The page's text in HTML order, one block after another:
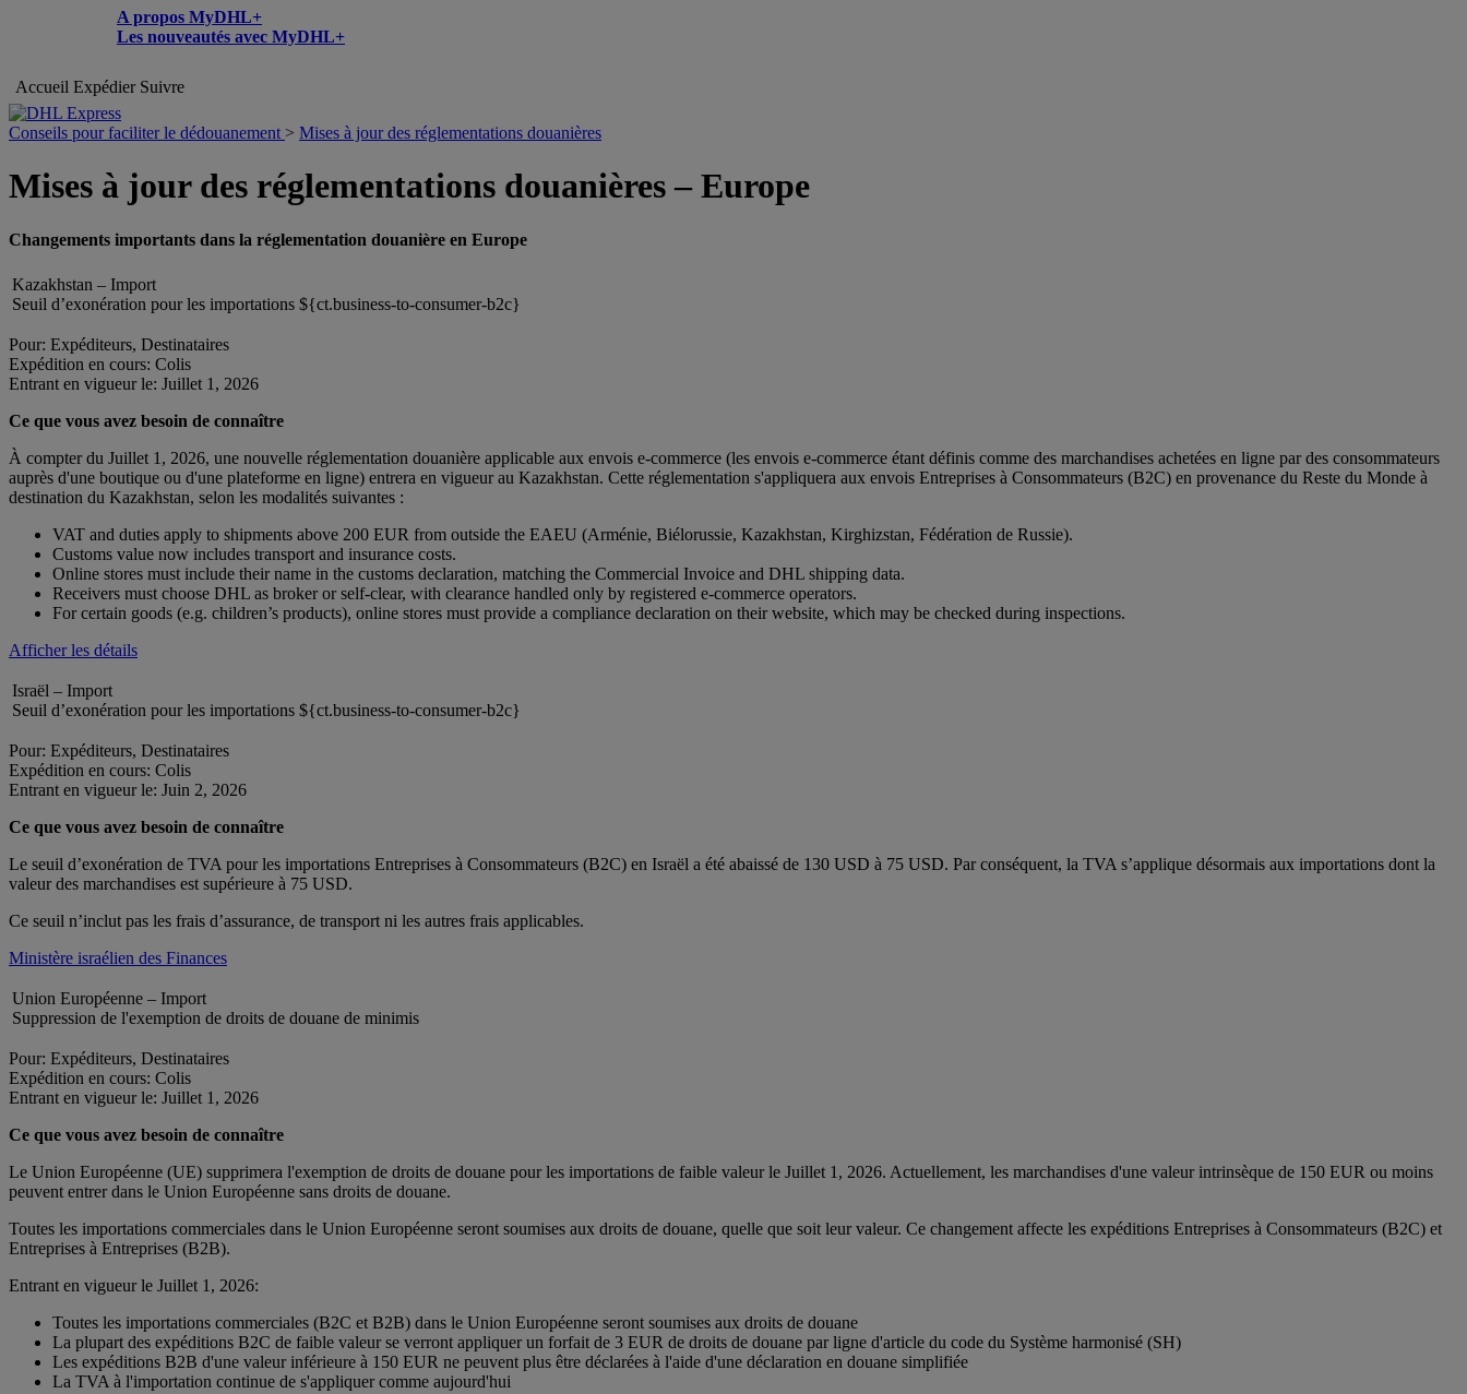
A propos MyDHL+
Les nouveautés avec MyDHL+
Accueil Expédier Suivre
Conseils pour faciliter le dédouanement > Mises à jour des réglementations douanières
Mises à jour des réglementations douanières – Europe
Changements importants dans la réglementation douanière en Europe
Kazakhstan – Import
Seuil d’exonération pour les importations ${ct.business-to-consumer-b2c}
Pour: Expéditeurs, Destinataires
Expédition en cours: Colis
Entrant en vigueur le: Juillet 1, 2026
Ce que vous avez besoin de connaître
À compter du Juillet 1, 2026, une nouvelle réglementation douanière applicable aux envois e-commerce (les envois e-commerce étant définis comme des marchandises achetées en ligne par des consommateurs
auprès d'une boutique ou d'une plateforme en ligne) entrera en vigueur au Kazakhstan. Cette réglementation s'appliquera aux envois Entreprises à Consommateurs (B2C) en provenance du Reste du Monde à
destination du Kazakhstan, selon les modalités suivantes :
VAT and duties apply to shipments above 200 EUR from outside the EAEU (Arménie, Biélorussie, Kazakhstan, Kirghizstan, Fédération de Russie).
Customs value now includes transport and insurance costs.
Online stores must include their name in the customs declaration, matching the Commercial Invoice and DHL shipping data.
Receivers must choose DHL as broker or self-clear, with clearance handled only by registered e-commerce operators.
For certain goods (e.g. children’s products), online stores must provide a compliance declaration on their website, which may be checked during inspections.
Afficher les détails
Israël – Import
Seuil d’exonération pour les importations ${ct.business-to-consumer-b2c}
Pour: Expéditeurs, Destinataires
Expédition en cours: Colis
Entrant en vigueur le: Juin 2, 2026
Ce que vous avez besoin de connaître
Le seuil d’exonération de TVA pour les importations Entreprises à Consommateurs (B2C) en Israël a été abaissé de 130 USD à 75 USD. Par conséquent, la TVA s’applique désormais aux importations dont la
valeur des marchandises est supérieure à 75 USD.
Ce seuil n’inclut pas les frais d’assurance, de transport ni les autres frais applicables.
Ministère israélien des Finances
Union Européenne – Import
Suppression de l'exemption de droits de douane de minimis
Pour: Expéditeurs, Destinataires
Expédition en cours: Colis
Entrant en vigueur le: Juillet 1, 2026
Ce que vous avez besoin de connaître
Le Union Européenne (UE) supprimera l'exemption de droits de douane pour les importations de faible valeur le Juillet 1, 2026. Actuellement, les marchandises d'une valeur intrinsèque de 150 EUR ou moins
peuvent entrer dans le Union Européenne sans droits de douane.
Toutes les importations commerciales dans le Union Européenne seront soumises aux droits de douane, quelle que soit leur valeur. Ce changement affecte les expéditions Entreprises à Consommateurs (B2C) et
Entreprises à Entreprises (B2B).
Entrant en vigueur le Juillet 1, 2026:
Toutes les importations commerciales (B2C et B2B) dans le Union Européenne seront soumises aux droits de douane
La plupart des expéditions B2C de faible valeur se verront appliquer un forfait de 3 EUR de droits de douane par ligne d'article du code du Système harmonisé (SH)
Les expéditions B2B d'une valeur inférieure à 150 EUR ne peuvent plus être déclarées à l'aide d'une déclaration en douane simplifiée
La TVA à l'importation continue de s'appliquer comme aujourd'hui